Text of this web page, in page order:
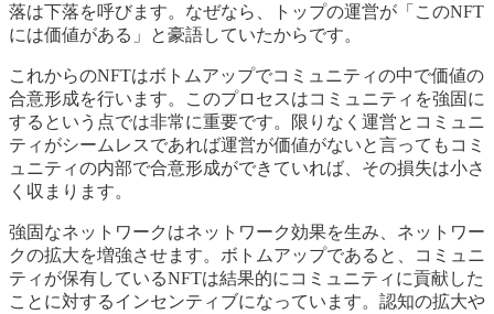
落は下落を呼びます。なぜなら、トップの運営が「このNFT
には価値がある」と豪語していたからです。
これからのNFTはボトムアップでコミュニティの中で価値の
合意形成を行います。このプロセスはコミュニティを強固に
するという点では非常に重要です。限りなく運営とコミュニ
ティがシームレスであれば運営が価値がないと言ってもコミ
ュニティの内部で合意形成ができていれば、その損失は小さ
く収まります。
強固なネットワークはネットワーク効果を生み、ネットワー
クの拡大を増強させます。ボトムアップであると、コミュニ
ティが保有しているNFTは結果的にコミュニティに貢献した
ことに対するインセンティブになっています。認知の拡大や